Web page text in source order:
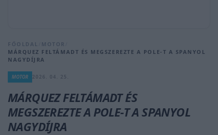
FŐOLDAL MOTOR
MÁRQUEZ FELTÁMADT ÉS MEGSZEREZTE A POLE-T A SPANYOL
NAGYDÍJRA
MOTOR
MÁRQUEZ FELTÁMADT ÉS
MEGSZEREZTE A POLE-T A SPANYOL
NAGYDÍJRA